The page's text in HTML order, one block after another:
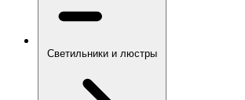
Светильники и люстры